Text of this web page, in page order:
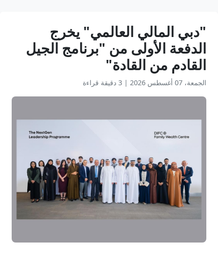
"دبي المالي العالمي" يخرج
الدفعة الأولى من "برنامج الجيل
القادم من القادة"
الجمعة، 07 أغسطس 2026 | 3 دقيقة قراءة